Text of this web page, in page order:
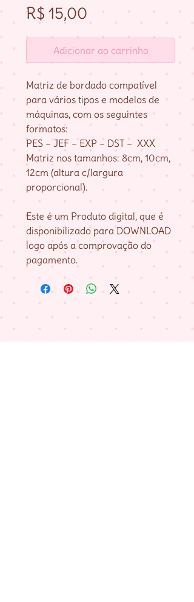
R$ 15,00 Preço
Adicionar ao carrinho
Matriz de bordado compatível
para vários tipos e modelos de
máquinas, com os seguintes
formatos:
PES – JEF – EXP – DST – XXX
Matriz nos tamanhos: 8cm, 10cm,
12cm (altura c/largura
proporcional).
Este é um Produto digital, que é
disponibilizado para DOWNLOAD
logo após a comprovação do
pagamento.